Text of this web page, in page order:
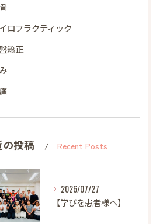
ロプラクティック
矯正
投稿 Recent Posts
2026/07/27
【学びを患者様へ】